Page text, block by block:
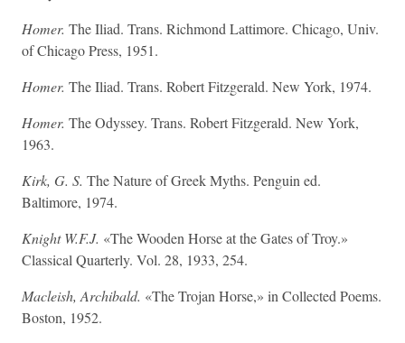
Homer. The Iliad. Trans. Richmond Lattimore. Chicago, Univ.
of Chicago Press, 1951.
Homer. The Iliad. Trans. Robert Fitzgerald. New York, 1974.
Homer. The Odyssey. Trans. Robert Fitzgerald. New York,
1963.
Kirk, G. S. The Nature of Greek Myths. Penguin ed.
Baltimore, 1974.
Knight W.F.J. «The Wooden Horse at the Gates of Troy.»
Classical Quarterly. Vol. 28, 1933, 254.
Macleish, Archibald. «The Trojan Horse,» in Collected Poems.
Boston, 1952.